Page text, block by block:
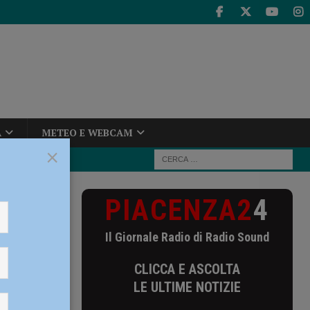
METEO E WEBCAM
febbraio:
14
PIACENZA24
Il Giornale Radio di Radio Sound
CLICCA E ASCOLTA
LE ULTIME NOTIZIE
×